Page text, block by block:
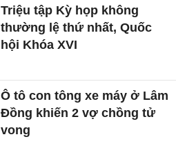
Triệu tập Kỳ họp không
thường lệ thứ nhất, Quốc
hội Khóa XVI
Ô tô con tông xe máy ở Lâm
Đồng khiến 2 vợ chồng tử
vong